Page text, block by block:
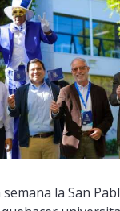
la San